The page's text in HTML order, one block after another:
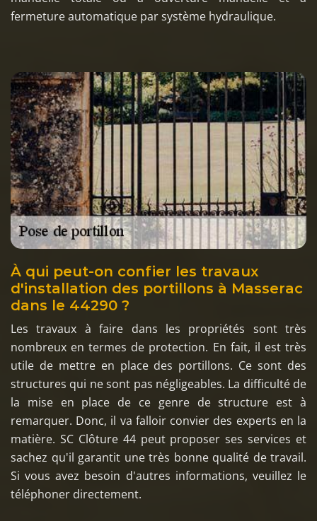
fermeture automatique par système hydraulique.
À qui peut-on confier les travaux
d'installation des portillons à Masserac
dans le 44290 ?
Les travaux à faire dans les propriétés sont très
nombreux en termes de protection. En fait, il est très
utile de mettre en place des portillons. Ce sont des
structures qui ne sont pas négligeables. La difficulté de
la mise en place de ce genre de structure est à
remarquer. Donc, il va falloir convier des experts en la
matière. SC Clôture 44 peut proposer ses services et
sachez qu'il garantit une très bonne qualité de travail.
Si vous avez besoin d'autres informations, veuillez le
téléphoner directement.